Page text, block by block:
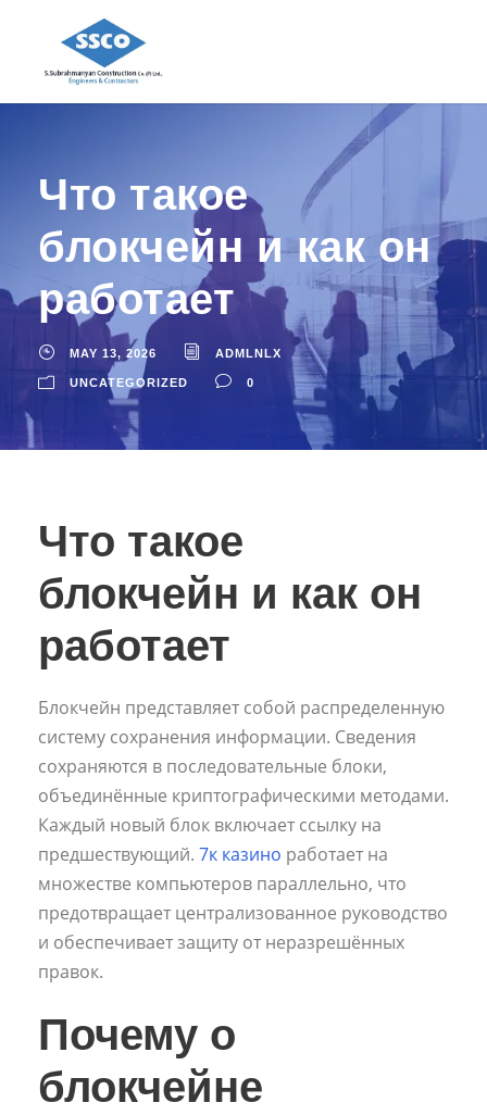
Что такое
блокчейн и как он
работает
MAY 13, 2026 ADMLNLX
UNCATEGORIZED 0
Что такое
блокчейн и как он
работает
Блокчейн представляет собой распределенную
систему сохранения информации. Сведения
сохраняются в последовательные блоки,
объединённые криптографическими методами.
Каждый новый блок включает ссылку на
предшествующий. 7к казино работает на
множестве компьютеров параллельно, что
предотвращает централизованное руководство
и обеспечивает защиту от неразрешённых
правок.
Почему о
блокчейне